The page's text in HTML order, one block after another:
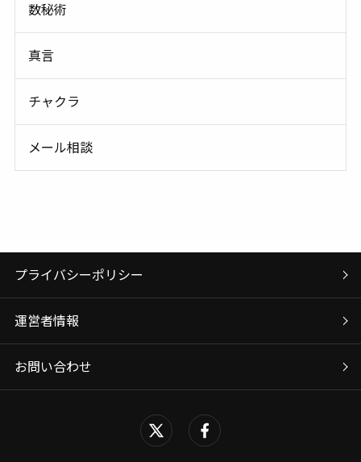
数秘術
真言
チャクラ
メール相談
プライバシーポリシー
運営者情報
お問い合わせ